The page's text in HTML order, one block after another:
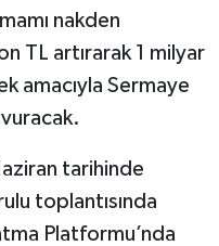
nakden
TL artırarak 1 milyar
amacıyla Sermaye
tarihinde
toplantısında
Platformu’nda